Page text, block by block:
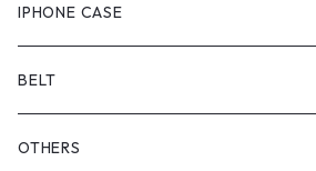
OUTER
スニーカー
サンダル
IPHONE CASE
BELT
OTHERS